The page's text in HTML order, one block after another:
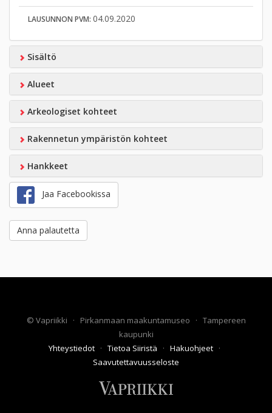
LAUSUNNON PVM: 04.09.2020
Sisältö
Alueet
Arkeologiset kohteet
Rakennetun ympäristön kohteet
Hankkeet
Jaa Facebookissa
Anna palautetta
© Vapriikki · Pirkanmaan maakuntamuseo · Tampereen
kaupunki
Yhteystiedot · Tietoa Siiristä · Hakuohjeet ·
Saavutettavuusseloste